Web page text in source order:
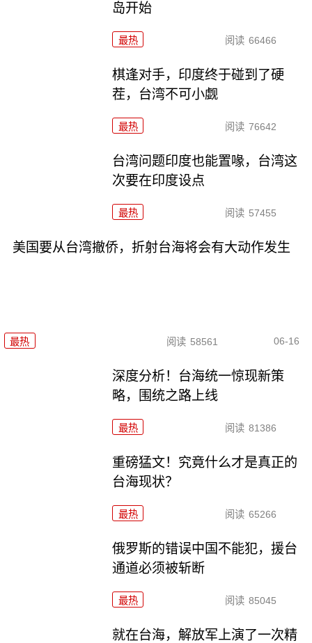
岛开始
最热 阅读 66466
棋逢对手，印度终于碰到了硬
茬，台湾不可小觑
最热 阅读 76642
台湾问题印度也能置喙，台湾这
次要在印度设点
最热 阅读 57455
美国要从台湾撤侨，折射台海将会有大动作发生
最热 阅读 58561 06-16
深度分析！台海统一惊现新策
略，围统之路上线
最热 阅读 81386
重磅猛文！究竟什么才是真正的
台海现状？
最热 阅读 65266
俄罗斯的错误中国不能犯，援台
通道必须被斩断
最热 阅读 85045
就在台海，解放军上演了一次精